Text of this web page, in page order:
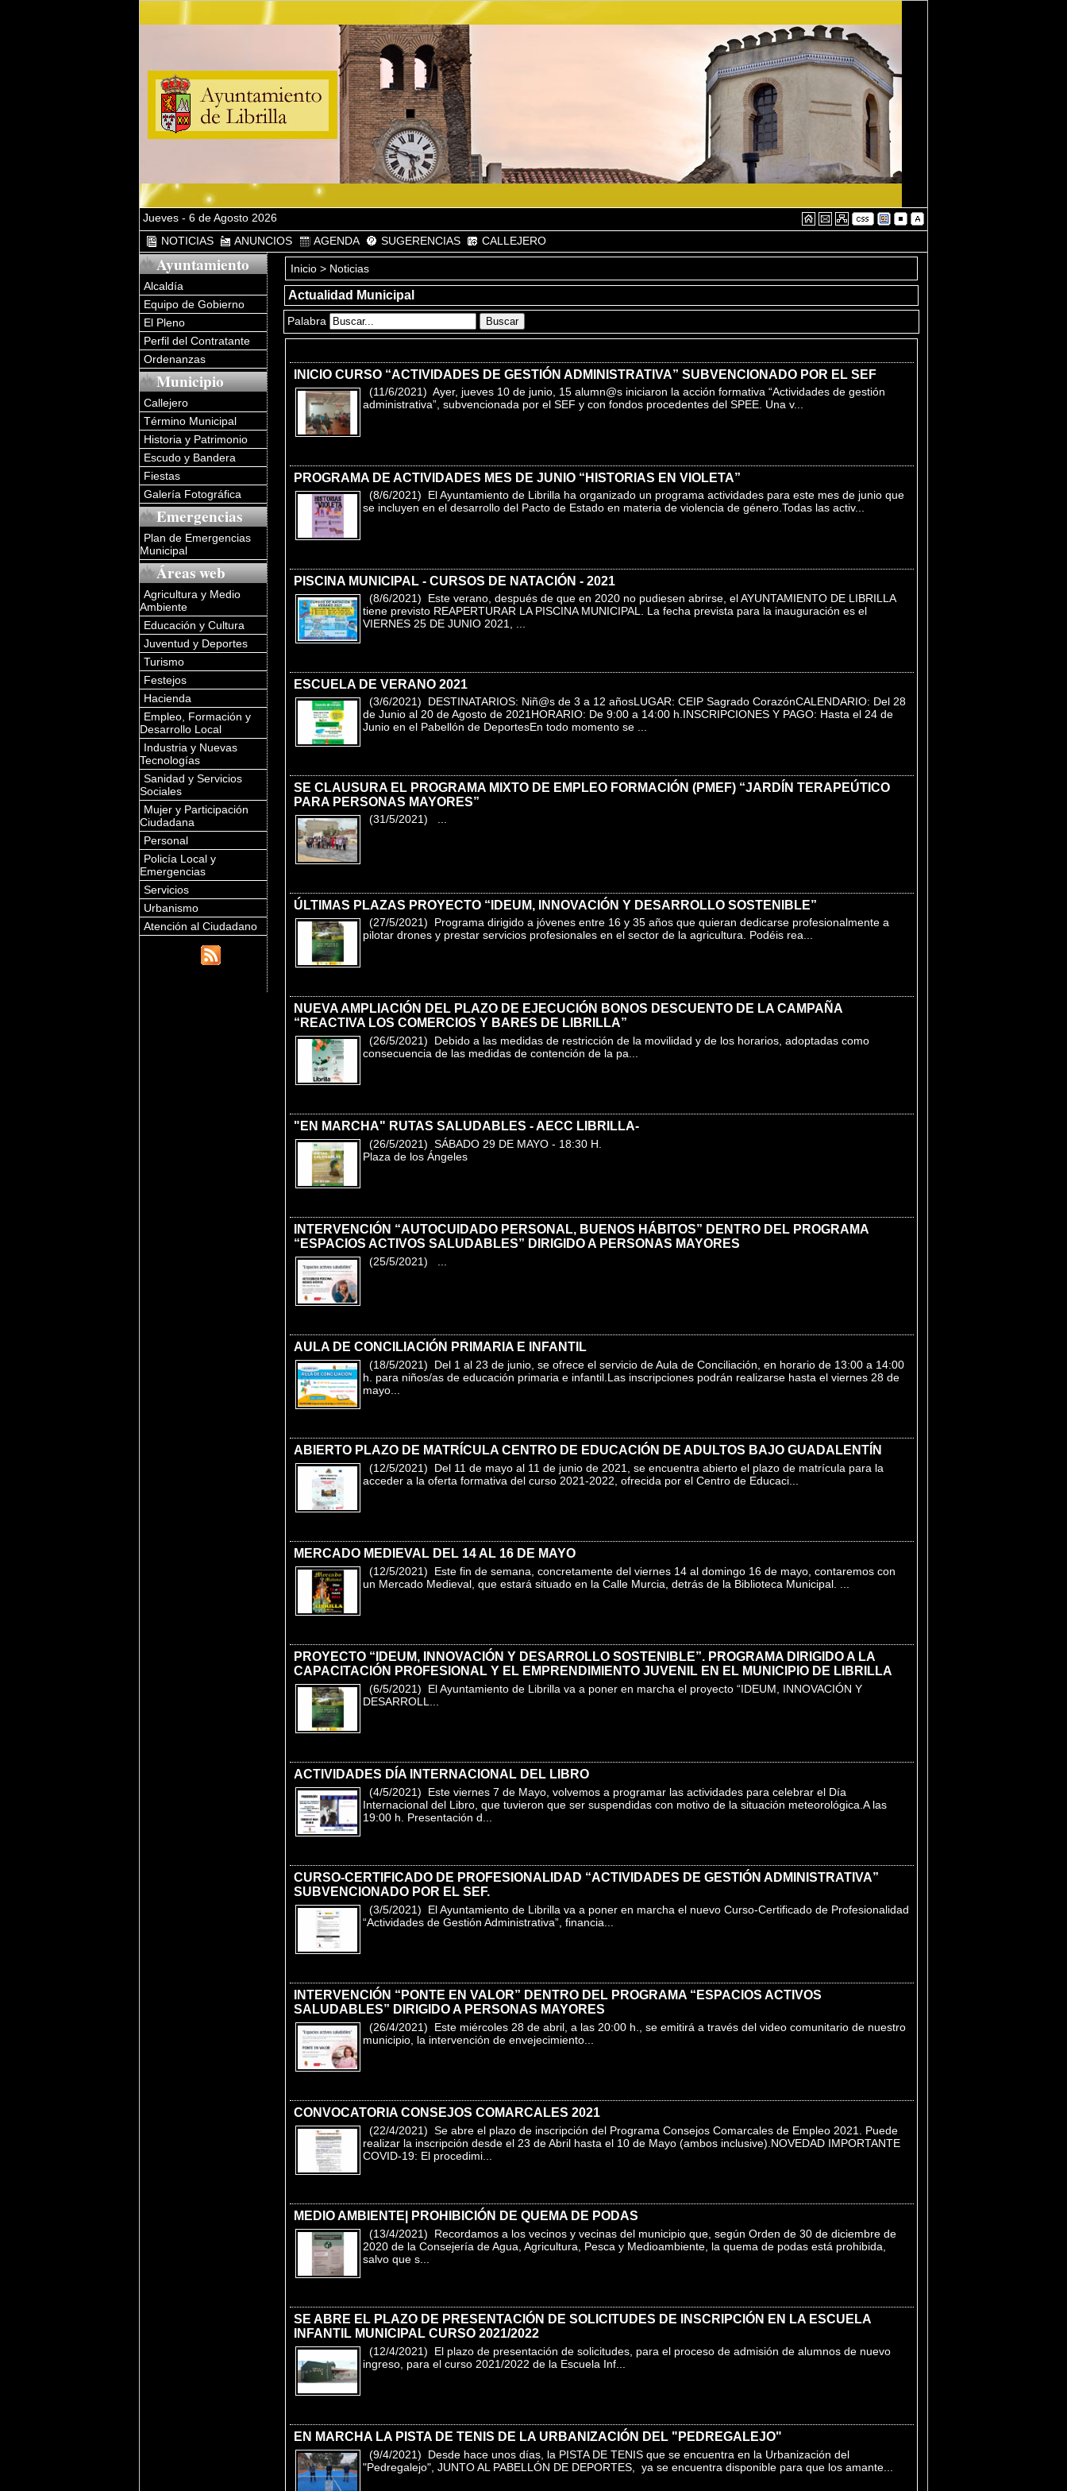
Jueves - 6 de Agosto 2026
NOTICIAS
ANUNCIOS AGENDA SUGERENCIAS CALLEJERO
Ayuntamiento
Alcaldía
Equipo de Gobierno
El Pleno
Perfil del Contratante
Ordenanzas
Municipio
Callejero
Término Municipal
Historia y Patrimonio
Escudo y Bandera
Fiestas
Galería Fotográfica
Emergencias
Plan de Emergencias
Municipal
Áreas web
Agricultura y Medio
Ambiente
Educación y Cultura
Juventud y Deportes
Turismo
Festejos
Hacienda
Empleo, Formación y
Desarrollo Local
Industria y Nuevas
Tecnologías
Sanidad y Servicios
Sociales
Mujer y Participación
Ciudadana
Personal
Policía Local y
Emergencias
Servicios
Urbanismo
Atención al Ciudadano
Inicio > Noticias
Actualidad Municipal
Palabra
INICIO CURSO “ACTIVIDADES DE GESTIÓN ADMINISTRATIVA” SUBVENCIONADO POR EL SEF
(11/6/2021) Ayer, jueves 10 de junio, 15 alumn@s iniciaron la acción formativa “Actividades de gestión
administrativa”, subvencionada por el SEF y con fondos procedentes del SPEE. Una v...
PROGRAMA DE ACTIVIDADES MES DE JUNIO “HISTORIAS EN VIOLETA”
(8/6/2021) El Ayuntamiento de Librilla ha organizado un programa actividades para este mes de junio que
se incluyen en el desarrollo del Pacto de Estado en materia de violencia de género.Todas las activ...
PISCINA MUNICIPAL - CURSOS DE NATACIÓN - 2021
(8/6/2021) Este verano, después de que en 2020 no pudiesen abrirse, el AYUNTAMIENTO DE LIBRILLA
tiene previsto REAPERTURAR LA PISCINA MUNICIPAL. La fecha prevista para la inauguración es el
VIERNES 25 DE JUNIO 2021, ...
ESCUELA DE VERANO 2021
(3/6/2021) DESTINATARIOS: Niñ@s de 3 a 12 añosLUGAR: CEIP Sagrado CorazónCALENDARIO: Del 28
de Junio al 20 de Agosto de 2021HORARIO: De 9:00 a 14:00 h.INSCRIPCIONES Y PAGO: Hasta el 24 de
Junio en el Pabellón de DeportesEn todo momento se ...
SE CLAUSURA EL PROGRAMA MIXTO DE EMPLEO FORMACIÓN (PMEF) “JARDÍN TERAPEÚTICO
PARA PERSONAS MAYORES”
(31/5/2021) ...
ÚLTIMAS PLAZAS PROYECTO “IDEUM, INNOVACIÓN Y DESARROLLO SOSTENIBLE”
(27/5/2021) Programa dirigido a jóvenes entre 16 y 35 años que quieran dedicarse profesionalmente a
pilotar drones y prestar servicios profesionales en el sector de la agricultura. Podéis rea...
NUEVA AMPLIACIÓN DEL PLAZO DE EJECUCIÓN BONOS DESCUENTO DE LA CAMPAÑA
“REACTIVA LOS COMERCIOS Y BARES DE LIBRILLA”
(26/5/2021) Debido a las medidas de restricción de la movilidad y de los horarios, adoptadas como
consecuencia de las medidas de contención de la pa...
"EN MARCHA" RUTAS SALUDABLES - AECC LIBRILLA-
(26/5/2021) SÁBADO 29 DE MAYO - 18:30 H.
Plaza de los Ángeles
INTERVENCIÓN “AUTOCUIDADO PERSONAL, BUENOS HÁBITOS” DENTRO DEL PROGRAMA
“ESPACIOS ACTIVOS SALUDABLES” DIRIGIDO A PERSONAS MAYORES
(25/5/2021) ...
AULA DE CONCILIACIÓN PRIMARIA E INFANTIL
(18/5/2021) Del 1 al 23 de junio, se ofrece el servicio de Aula de Conciliación, en horario de 13:00 a 14:00
h. para niños/as de educación primaria e infantil.Las inscripciones podrán realizarse hasta el viernes 28 de
mayo...
ABIERTO PLAZO DE MATRÍCULA CENTRO DE EDUCACIÓN DE ADULTOS BAJO GUADALENTÍN
(12/5/2021) Del 11 de mayo al 11 de junio de 2021, se encuentra abierto el plazo de matrícula para la
acceder a la oferta formativa del curso 2021-2022, ofrecida por el Centro de Educaci...
MERCADO MEDIEVAL DEL 14 AL 16 DE MAYO
(12/5/2021) Este fin de semana, concretamente del viernes 14 al domingo 16 de mayo, contaremos con
un Mercado Medieval, que estará situado en la Calle Murcia, detrás de la Biblioteca Municipal. ...
PROYECTO “IDEUM, INNOVACIÓN Y DESARROLLO SOSTENIBLE”. PROGRAMA DIRIGIDO A LA
CAPACITACIÓN PROFESIONAL Y EL EMPRENDIMIENTO JUVENIL EN EL MUNICIPIO DE LIBRILLA
(6/5/2021) El Ayuntamiento de Librilla va a poner en marcha el proyecto “IDEUM, INNOVACIÓN Y
DESARROLL...
ACTIVIDADES DÍA INTERNACIONAL DEL LIBRO
(4/5/2021) Este viernes 7 de Mayo, volvemos a programar las actividades para celebrar el Día
Internacional del Libro, que tuvieron que ser suspendidas con motivo de la situación meteorológica.A las
19:00 h. Presentación d...
CURSO-CERTIFICADO DE PROFESIONALIDAD “ACTIVIDADES DE GESTIÓN ADMINISTRATIVA”
SUBVENCIONADO POR EL SEF.
(3/5/2021) El Ayuntamiento de Librilla va a poner en marcha el nuevo Curso-Certificado de Profesionalidad
“Actividades de Gestión Administrativa”, financia...
INTERVENCIÓN “PONTE EN VALOR” DENTRO DEL PROGRAMA “ESPACIOS ACTIVOS
SALUDABLES” DIRIGIDO A PERSONAS MAYORES
(26/4/2021) Este miércoles 28 de abril, a las 20:00 h., se emitirá a través del video comunitario de nuestro
municipio, la intervención de envejecimiento...
CONVOCATORIA CONSEJOS COMARCALES 2021
(22/4/2021) Se abre el plazo de inscripción del Programa Consejos Comarcales de Empleo 2021. Puede
realizar la inscripción desde el 23 de Abril hasta el 10 de Mayo (ambos inclusive).NOVEDAD IMPORTANTE
COVID-19: El procedimi...
MEDIO AMBIENTE| PROHIBICIÓN DE QUEMA DE PODAS
(13/4/2021) Recordamos a los vecinos y vecinas del municipio que, según Orden de 30 de diciembre de
2020 de la Consejería de Agua, Agricultura, Pesca y Medioambiente, la quema de podas está prohibida,
salvo que s...
SE ABRE EL PLAZO DE PRESENTACIÓN DE SOLICITUDES DE INSCRIPCIÓN EN LA ESCUELA
INFANTIL MUNICIPAL CURSO 2021/2022
(12/4/2021) El plazo de presentación de solicitudes, para el proceso de admisión de alumnos de nuevo
ingreso, para el curso 2021/2022 de la Escuela Inf...
EN MARCHA LA PISTA DE TENIS DE LA URBANIZACIÓN DEL "PEDREGALEJO"
(9/4/2021) Desde hace unos días, la PISTA DE TENIS que se encuentra en la Urbanización del
"Pedregalejo", JUNTO AL PABELLÓN DE DEPORTES, ya se encuentra disponible para que los amante...